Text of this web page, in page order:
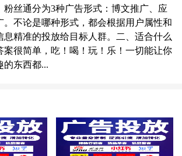
粉丝通分为3种广告形式：博文推广、应
。不论是哪种形式，都会根据用户属性和
息精准的投放给目标人群。二、适合什么
案很简单，吃！喝！玩！乐！一切能让你
的东西都...